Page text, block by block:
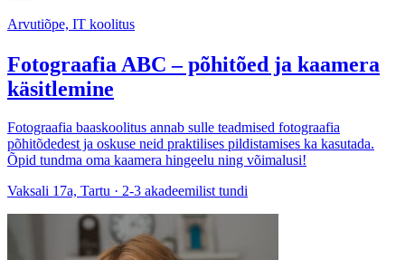
Arvutiõpe, IT koolitus
Fotograafia ABC – põhitõed ja kaamera
käsitlemine
Fotograafia baaskoolitus annab sulle teadmised fotograafia
põhitõdedest ja oskuse neid praktilises pildistamises ka kasutada.
Õpid tundma oma kaamera hingeelu ning võimalusi!
Vaksali 17a, Tartu · 2-3 akadeemilist tundi